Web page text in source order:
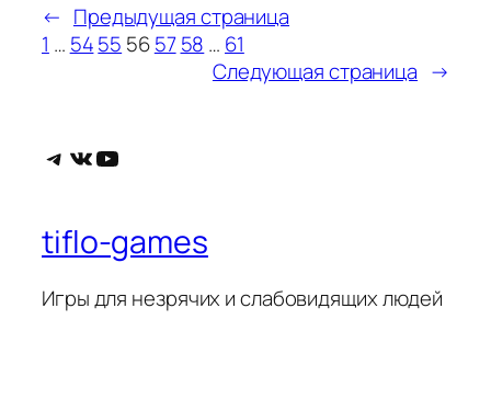
← Предыдущая страница
1 … 5455 5657 58 … 61
Следующая страница →
Telegram
ВКонтакте
YouTube
tiflo-games
Игры для незрячих и слабовидящих людей